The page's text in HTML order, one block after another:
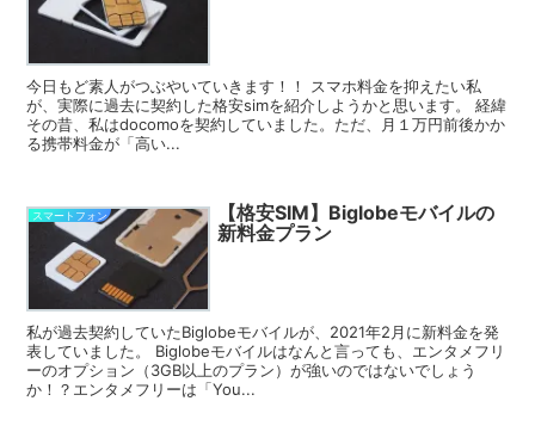
今日もど素人がつぶやいていきます！！ スマホ料金を抑えたい私
が、実際に過去に契約した格安simを紹介しようかと思います。 経緯
その昔、私はdocomoを契約していました。ただ、月１万円前後かか
る携帯料金が「高い...
スマートフォン
【格安SIM】Biglobeモバイルの
新料金プラン
私が過去契約していたBiglobeモバイルが、2021年2月に新料金を発
表していました。 Biglobeモバイルはなんと言っても、エンタメフリ
ーのオプション（3GB以上のプラン）が強いのではないでしょう
か！？エンタメフリーは「You...